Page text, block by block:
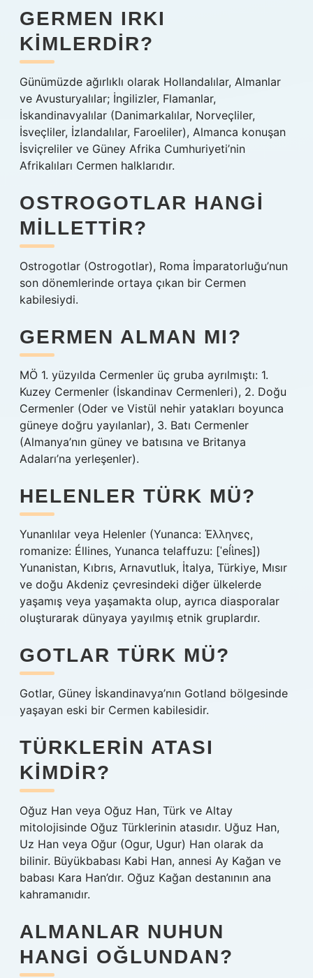
GERMEN IRKI
KIMLERDIR?
Günümüzde ağırlıklı olarak Hollandalılar, Almanlar
ve Avusturyalılar; İngilizler, Flamanlar,
İskandinavyalılar (Danimarkalılar, Norveçliler,
İsveçliler, İzlandalılar, Faroeliler), Almanca konuşan
İsviçreliler ve Güney Afrika Cumhuriyeti’nin
Afrikalıları Cermen halklarıdır.
OSTROGOTLAR HANGI
MILLETTIR?
Ostrogotlar (Ostrogotlar), Roma İmparatorluğu’nun
son dönemlerinde ortaya çıkan bir Cermen
kabilesiydi.
GERMEN ALMAN MI?
MÖ 1. yüzyılda Cermenler üç gruba ayrılmıştı: 1.
Kuzey Cermenler (İskandinav Cermenleri), 2. Doğu
Cermenler (Oder ve Vistül nehir yatakları boyunca
güneye doğru yayılanlar), 3. Batı Cermenler
(Almanya’nın güney ve batısına ve Britanya
Adaları’na yerleşenler).
HELENLER TÜRK MÜ?
Yunanlılar veya Helenler (Yunanca: Έλληνες,
romanize: Éllines, Yunanca telaffuzu: [ˈeĺἱnes])
Yunanistan, Kıbrıs, Arnavutluk, İtalya, Türkiye, Mısır
ve doğu Akdeniz çevresindeki diğer ülkelerde
yaşamış veya yaşamakta olup, ayrıca diasporalar
oluşturarak dünyaya yayılmış etnik gruplardır.
GOTLAR TÜRK MÜ?
Gotlar, Güney İskandinavya’nın Gotland bölgesinde
yaşayan eski bir Cermen kabilesidir.
TÜRKLERIN ATASI
KIMDIR?
Oğuz Han veya Oğuz Han, Türk ve Altay
mitolojisinde Oğuz Türklerinin atasıdır. Uğuz Han,
Uz Han veya Oğur (Ogur, Ugur) Han olarak da
bilinir. Büyükbabası Kabi Han, annesi Ay Kağan ve
babası Kara Han’dır. Oğuz Kağan destanının ana
kahramanıdır.
ALMANLAR NUHUN
HANGI OĞLUNDAN?